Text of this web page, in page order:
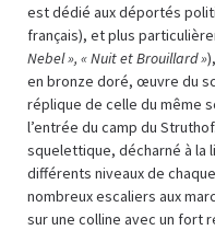
est dédié aux déportés
français), et plus
Nebel », « Nuit et Brouillard »
en bronze doré, œuvre du
réplique de celle du même
l’entrée du camp du
squelettique, décharné à la
différents niveaux de
nombreux escaliers aux
sur une colline avec un fort